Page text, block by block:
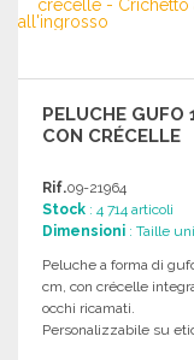
Richiedi un
PELUCHE GUFO
CON CRÉCELLE
Rif.09-21964
Stock : 4 714 articoli
Dimensioni : Taille
Peluche a forma di
cm, con crécelle
occhi ricamati.
Personalizzabile su